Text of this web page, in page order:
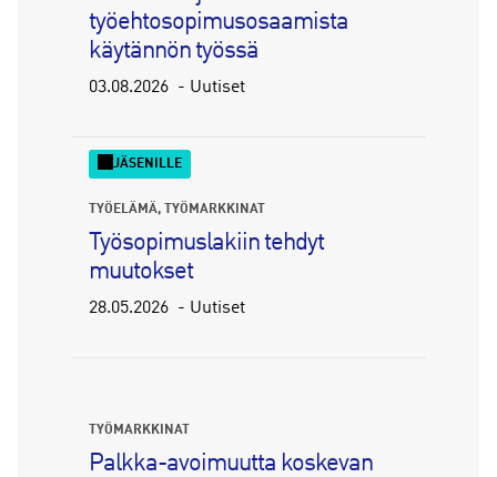
työehtosopimusosaamista
käytännön työssä
03.08.2026 Uutiset
TYÖELÄMÄ TYÖMARKKINAT
Työsopimuslakiin tehdyt
muutokset
28.05.2026 Uutiset
JÄSENILLE
TYÖMARKKINAT
Palkka-avoimuutta koskevan